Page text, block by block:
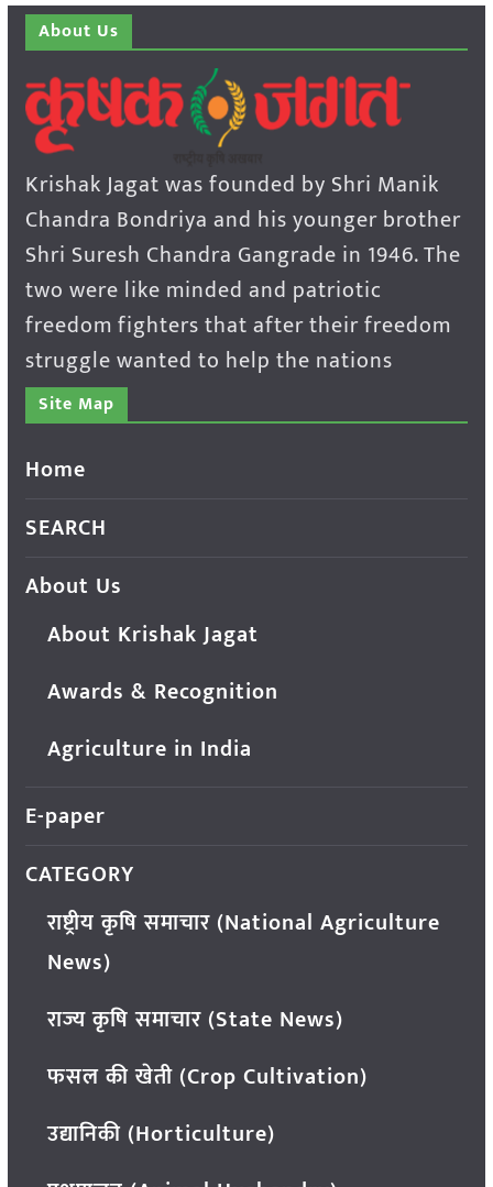
About Us
Krishak Jagat was founded by Shri Manik
Chandra Bondriya and his younger brother
Shri Suresh Chandra Gangrade in 1946. The
two were like minded and patriotic
freedom fighters that after their freedom
struggle wanted to help the nations
Site Map
Home
SEARCH
About Us
About Krishak Jagat
Awards & Recognition
Agriculture in India
E-paper
CATEGORY
राष्ट्रीय कृषि समाचार (National Agriculture
News)
राज्य कृषि समाचार (State News)
फसल की खेती (Crop Cultivation)
उद्यानिकी (Horticulture)